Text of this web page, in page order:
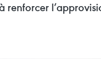
renforcer